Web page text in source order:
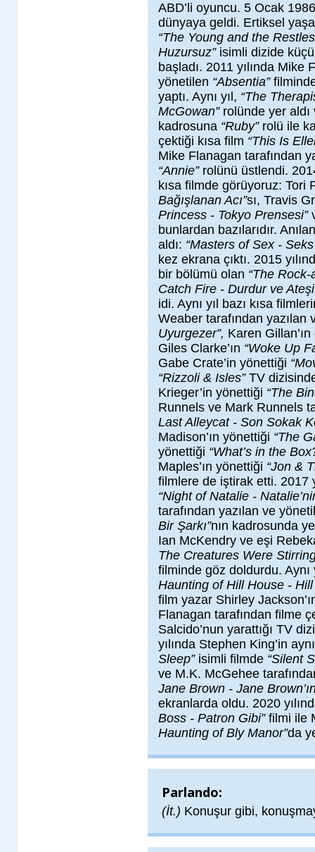
ABD’li oyuncu. 5 Ocak
dünyaya geldi. Ertiksel
“The Young and the
Huzursuz”isimli dizide
başladı. 2011 yılında Mike
yönetilen “Absentia”
yaptı. Aynı yıl, “The
McGowan” rolünde yer
kadrosuna “Ruby” rolü ile
çektiği kısa film “This Is
Mike Flanagan tarafından
“Annie” rolünü üstlendi.
kısa filmde görüyoruz: Tori
Bağışlanan Acı”sı, Travis
Princess - Tokyo Prensesi”
bunlardan bazılarıdır.
aldı: “Masters of Sex - Seks
kez ekrana çıktı. 2015
bir bölümü olan “The Rock-
Catch Fire - Durdur ve
idi. Aynı yıl bazı kısa
Weaber tarafından
Uyurgezer”, Karen
Giles Clarke’ın “Woke Up
Gabe Crate’in yönettiği
“Rizzoli & Isles” TV
Krieger’in yönettiği “The
Runnels ve Mark Runnels
Last Alleycat - Son Sokak
Madison’ın yönettiği “The
yönettiği “What’s in the
Maples’ın yönettiği “Jon &
filmlere de iştirak etti. 2017
“Night of Natalie -
tarafından yazılan ve
Bir Şarkı”nın kadrosunda
Ian McKendry ve eşi
The Creatures Were Stirring
filminde göz doldurdu. Aynı
Haunting of Hill House -
film yazar Shirley
Flanagan tarafından filme
Salcido’nun yarattığı TV
yılında Stephen King’in
Sleep” isimli filmde “Silent
ve M.K. McGehee
Jane Brown - Jane
ekranlarda oldu. 2020
Boss - Patron Gibi” filmi ile
Haunting of Bly Manor”da
Parlando:
(İt.) Konuşur gibi,